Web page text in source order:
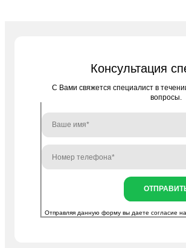
Консультация
C Вами свяжется специалист в
вопросы.
Отправляя данную форму вы даете согласие